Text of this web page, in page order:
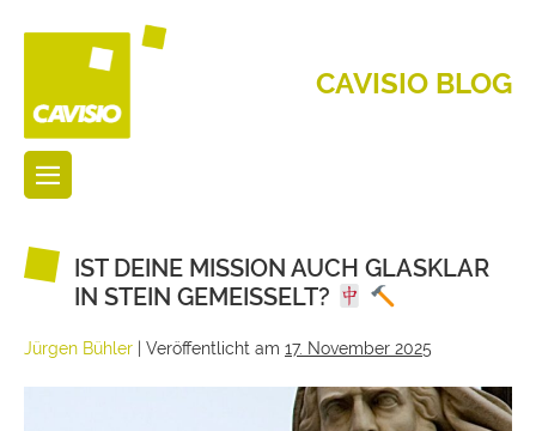
CAVISIO BLOG
IST DEINE MISSION AUCH GLASKLAR
IN STEIN GEMEISSELT?
Jürgen Bühler Veröffentlicht am 17. November 2025